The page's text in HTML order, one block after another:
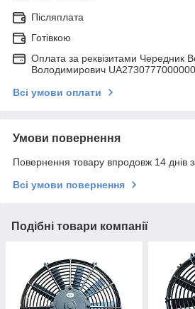
Післяплата
Готівкою
Оплата за реквізитами Чередник
Володимирович
Всі умови оплати
Умови повернення
Повернення товару впродовж 14 днів
Всі умови повернення
Подібні товари компанії